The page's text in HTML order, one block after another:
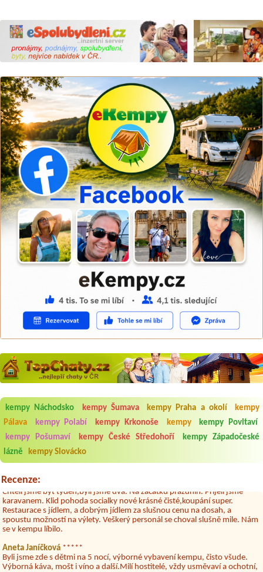
kempy Náchodsko kempy Šumava kempy Praha a okolí
kempy
Pálava
kempy Polabí kempy Krkonoše kempy
kempy Povltaví
kempy Pošumaví
kempy České Středohoří
kempy Západočeské
lázně
kempy Slovácko
Recenze:
Byli jsme zde v týdnu od 25.7. do 1.8. 2026. Kemp jako takový je pěkný.
V umývárně i na WC bylo vždy čisto, doplněný papír i utěrky, což při
množství návštěvníků není samozřejmost. V kempu je obchod a
restaurace, kebab a další občerstvení. Co nás ale velice zklamalo byl
celodenní hluk z repráků u stanů a absolutní bezohlednost ostatních
ubytovaných. Přes den jsem si připadala jak na pouti- z každého koutu
hrála jiná hudba.Kemp pěkný, ale takový rámus jsme ještě nezažili...
Jana*****
karavanem. Klid pohoda socialky nové krásné čisté,koupání super.
Restaurace s jídlem, a dobrým jídlem za slušnou cenu na dosah, a
spoustu možností na výlety. Veškerý personál se choval slušně mile. Nám
se v kempu líbilo.
Aneta Janíčková *****
Byli jsme zde s dětmi na 5 nocí, výborné vybavení kempu, čisto všude.
Výborná káva, mošt i víno a další.Milí hostitelé, vždy usměvaví a ochotní,